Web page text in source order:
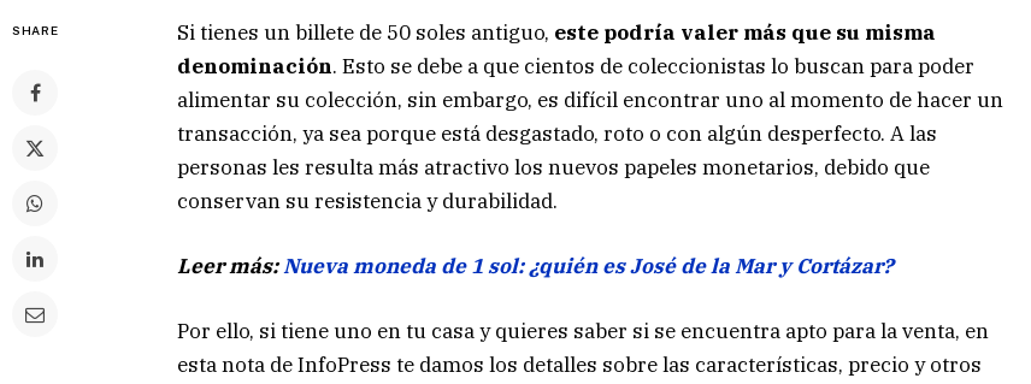
SHARE Si tienes un billete de 50 soles antiguo, este podría valer más que su misma
denominación. Esto se debe a que cientos de coleccionistas lo buscan para poder
alimentar su colección, sin embargo, es difícil encontrar uno al momento de hacer un
transacción, ya sea porque está desgastado, roto o con algún desperfecto. A las
personas les resulta más atractivo los nuevos papeles monetarios, debido que
conservan su resistencia y durabilidad.
Leer más:Nueva moneda de 1 sol: ¿quién es José de la Mar y Cortázar?
Por ello, si tiene uno en tu casa y quieres saber si se encuentra apto para la venta, en
esta nota de InfoPress te damos los detalles sobre las características, precio y otros